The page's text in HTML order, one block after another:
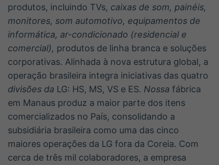
produtos, incluindo TVs, caixas de som, painéis,
monitores, som automotivo, equipamentos de
informática, ar-condicionado (residencial e
comercial), produtos de linha branca e soluções
corporativas. Alinhada à nova estrutura global, a
operação brasileira integra iniciativas das quatro
divisões da LG: HS, MS, VS e ES. Nossa fábrica
em Manaus produz a maior parte dos itens
comercializados no País, consolidando a
subsidiária brasileira como uma das cinco
maiores operações da LG fora da Coreia. Com
cerca de três mil colaboradores, a empresa